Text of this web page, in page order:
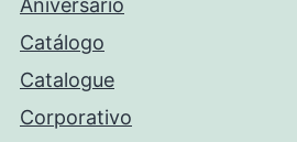
Aniversario
Catálogo
Catalogue
Corporativo